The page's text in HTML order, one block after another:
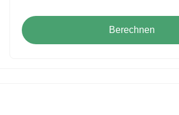
Berechnen